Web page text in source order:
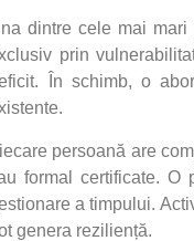
dintre cele mai mari
prin
În schimb, o
persoană are
formal certificate. O
a timpului.
genera reziliență.